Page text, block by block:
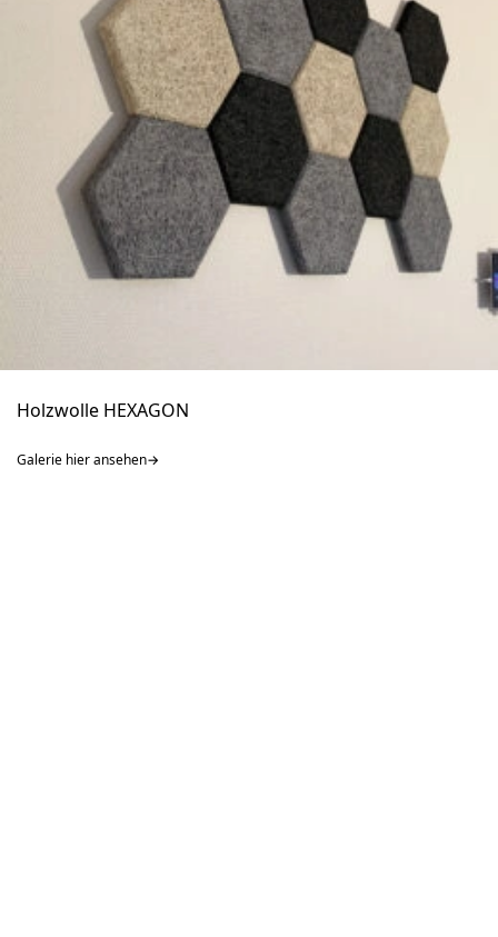
Holzwolle HEXAGON
Galerie hier ansehen